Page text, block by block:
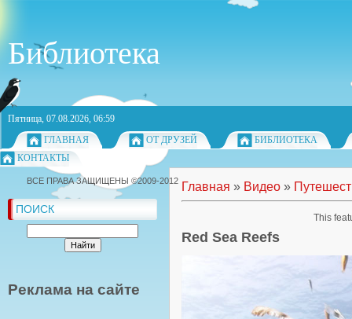
Библиотека
Пятница, 07.08.2026, 06:59
ГЛАВНАЯ
ОТ ДРУЗЕЙ
БИБЛИОТЕКА
КОНТАКТЫ
ПОИСК
Реклама на сайте
Главная » Видео »
Red Sea Reefs
ВСЕ ПРАВА ЗАЩИЩЕНЫ ©2009-2012
This